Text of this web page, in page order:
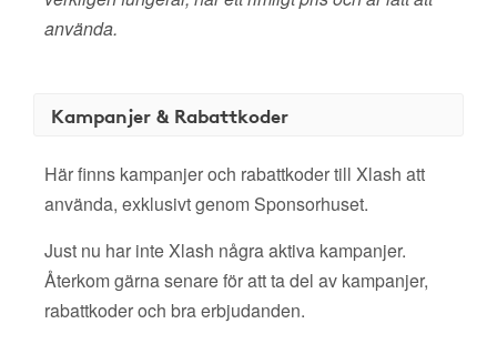
använda.
Kampanjer & Rabattkoder
Här finns kampanjer och rabattkoder till Xlash att
använda, exklusivt genom Sponsorhuset.
Just nu har inte Xlash några aktiva kampanjer.
Återkom gärna senare för att ta del av kampanjer,
rabattkoder och bra erbjudanden.